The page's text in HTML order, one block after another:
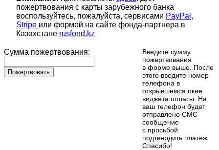
пожертвования с карты зарубежного банка
воспользуйтесь, пожалуйста, сервисами PayPal ,
Stripe или формой на сайте фонда-партнера в
Казахстане rusfond.kz
Сумма пожертвования:
Пожертвовать
Введите сумму
пожертвования
в форме выше. После
этого введите номер
телефона в
открывшемся окне
виджета оплаты. На
ваш телефон будет
отправлено СМС-
сообщение
с просьбой
подтвердить платеж.
Cпасибо!